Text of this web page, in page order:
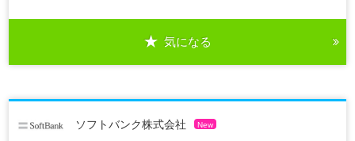
気になる
ソフトバンク株式会社 New